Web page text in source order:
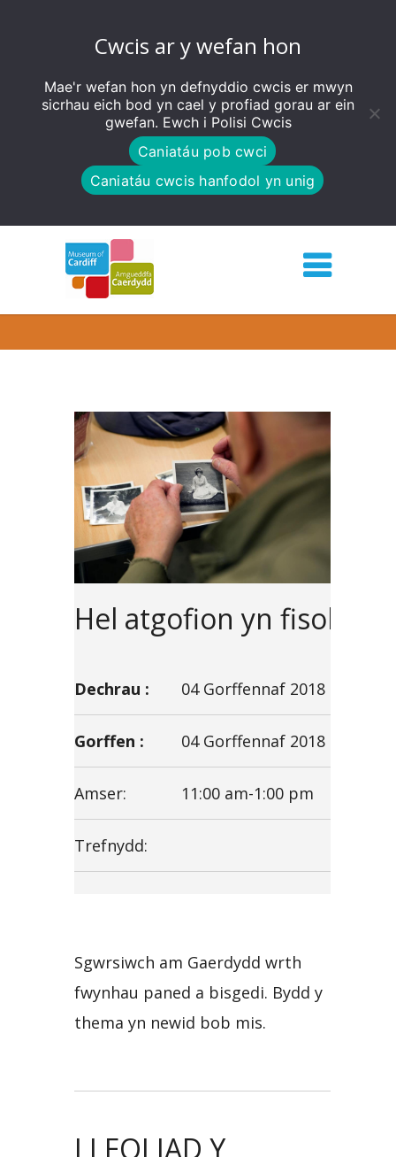
Cwcis ar y wefan hon
Mae'r wefan hon yn defnyddio cwcis er mwyn
sicrhau eich bod yn cael y profiad gorau ar ein
gwefan. Ewch i Polisi Cwcis
Caniatáu pob cwci
Caniatáu cwcis hanfodol yn unig
Hel atgofion yn fisol
Dechrau : 04 Gorffennaf 2018
Gorffen : 04 Gorffennaf 2018
Amser: 11:00 am-1:00 pm
Trefnydd:
Sgwrsiwch am Gaerdydd wrth
fwynhau paned a bisgedi. Bydd y
thema yn newid bob mis.
LLEOLIAD Y